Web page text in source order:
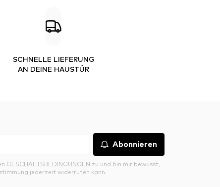
SCHNELLE LIEFERUNG
AN DEINE HAUSTÜR
Abonnieren
GESCHÄFTSBEDINGUNGEN zu und bin mir bewusst,
jederzeit widerrufen kann.